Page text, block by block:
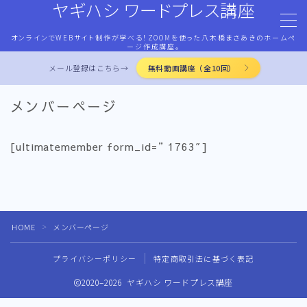
ヤギハシ ワードプレス講座
オンラインでWEBサイト制作が学べる！ZOOMを使った八木橋まさあきのホームペ
ージ作成講座。
MENU
LP作成術
メール登録はこちら→ 無料動画講座（全10回）
メンバーページ
[ultimatemember form_id=”1763″]
HOME ＞ メンバーページ
プライバシーポリシー 特定商取引法に基づく表記
2020–2026 ヤギハシ ワードプレス講座